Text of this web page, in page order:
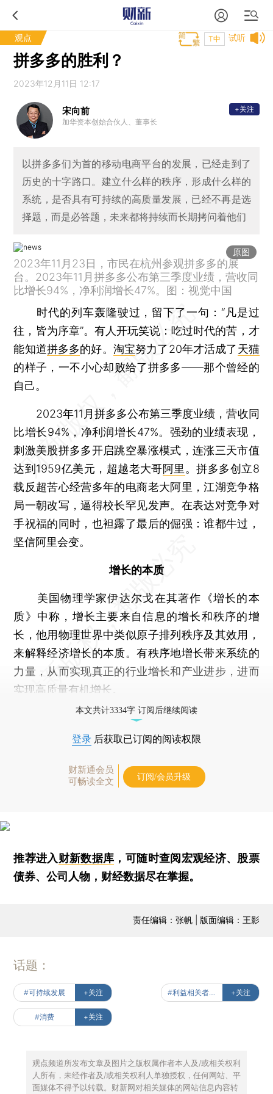
观点 试听
T中
拼多多的胜利？
2023年12月11日 12:17
宋向前
加华资本创始合伙人、董事长
+关注
以拼多多们为首的移动电商平台的发展，已经走到了
历史的十字路口。建立什么样的秩序，形成什么样的
系统，是否具有可持续的高质量发展，已经不再是选
择题，而是必答题，未来都将持续而长期拷问着他们
原图
2023年11月23日，市民在杭州参观拼多多的展
台。2023年11月拼多多公布第三季度业绩，营收同
比增长94%，净利润增长47%。图：视觉中国
时代的列车轰隆驶过，留下了一句：“凡是过
往，皆为序章”。有人开玩笑说：吃过时代的苦，才
能知道拼多多的好。 淘宝努力了20年才活成了天猫
的样子，一不小心却败给了拼多多——那个曾经的
自己。
2023年11月拼多多公布第三季度业绩，营收同
比增长94%，净利润增长47%。强劲的业绩表现，
刺激美股拼多多开启跳空暴涨模式，连涨三天市值
达到1959亿美元，超越老大哥阿里 。拼多多创立8
载反超苦心经营多年的电商老大阿里，江湖竞争格
局一朝改写，逼得校长罕见发声。在表达对竞争对
手祝福的同时，也袒露了最后的倔强：谁都牛过，
坚信阿里会变。
增长的本质
美国物理学家伊达尔戈在其著作《增长的本
质》中称，增长主要来自信息的增长和秩序的增
长，他用物理世界中类似原子排列秩序及其效用，
来解释经济增长的本质。有秩序地增长带来系统的
力量，从而实现真正的行业增长和产业进步，进而
实现高质量有机增长。
本文共计3334字 订阅后继续阅读
登录 后获取已订阅的阅读权限
财新通会员
可畅读全文
订阅/会员升级
推荐进入财新数据库 ，可随时查阅宏观经济、股票
债券、公司人物，财经数据尽在掌握。
责任编辑：张帆 | 版面编辑：王影
话题：
#可持续发展 +关注 #利益相关者经济 +关注
#消费 +关注
观点频道所发布文章及图片之版权属作者本人及/或相关权利
人所有，未经作者及/或相关权利人单独授权，任何网站、平
面媒体不得予以转载。财新网对相关媒体的网站信息内容转